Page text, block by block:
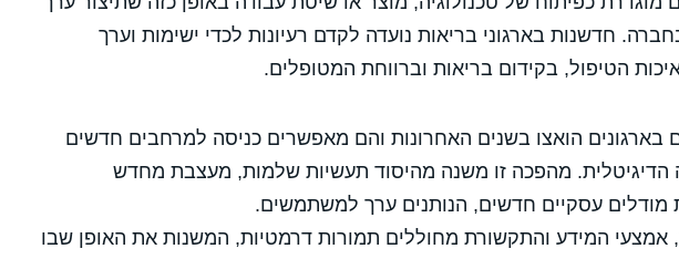
חדשנות בארגוני בריאות נועדה לקדם רעיונות לכדי ישימות וערך
הטיפול, בקידום בריאות וברווחת המטופלים.
בארגונים הואצו בשנים האחרונות והם מאפשרים כניסה למרחבים חדשים
מהפכה זו משנה מהיסוד תעשיות שלמות, מעצבת מחדש
מודלים עסקיים חדשים, הנותנים ערך למשתמשים.
אמצעי המידע והתקשורת מחוללים תמורות דרמטיות, המשנות את האופן שבו